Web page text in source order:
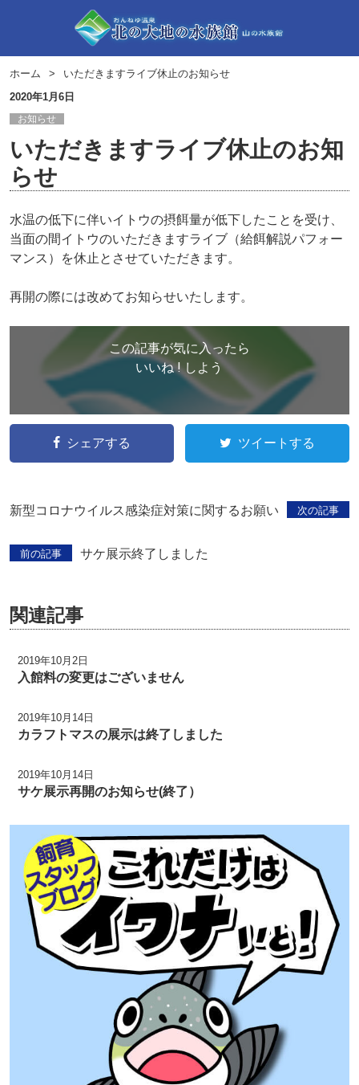
ホーム
いただきますライブ休止のお知らせ
2020年1月6日
お知らせ
いただきますライブ休止のお知
らせ
水温の低下に伴いイトウの摂餌量が低下したことを受け、
当面の間イトウのいただきますライブ（給餌解説パフォー
マンス）を休止とさせていただきます。
再開の際には改めてお知らせいたします。
この記事が気に入ったら
いいね ! しよう
シェアする ツイートする
次の記事
新型コロナウイルス感染症対策に関するお願い
前の記事 サケ展示終了しました
関連記事
2019年10月2日
入館料の変更はございません
2019年10月14日
カラフトマスの展示は終了しました
2019年10月14日
サケ展示再開のお知らせ(終了）